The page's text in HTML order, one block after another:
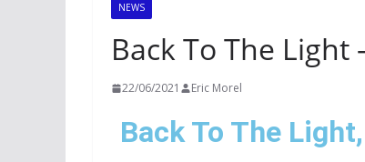
NEWS
Back To The Light
22/06/2021 Eric Morel
Back To The